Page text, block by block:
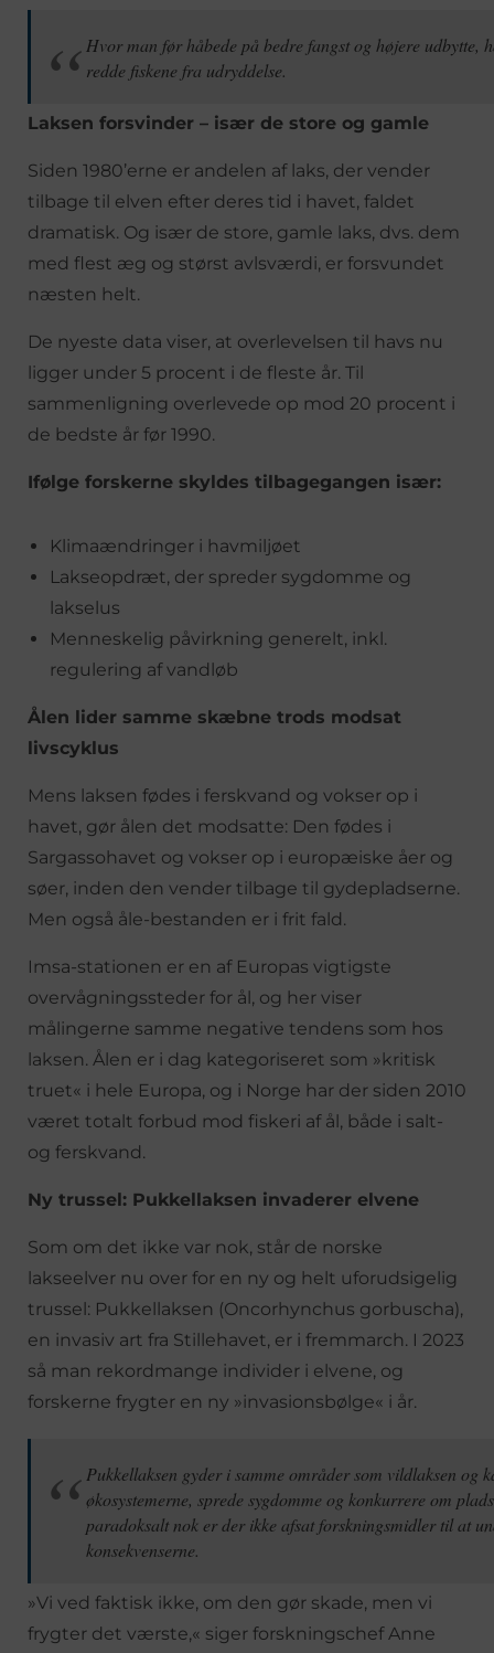
Hvor man før håbede på bedre fangst og højere udbytte,
redde fiskene fra udryddelse.
Laksen forsvinder – især de store og gamle
Siden 1980’erne er andelen af laks, der vender
tilbage til elven efter deres tid i havet, faldet
dramatisk. Og især de store, gamle laks, dvs. dem
med flest æg og størst avlsværdi, er forsvundet
næsten helt.
De nyeste data viser, at overlevelsen til havs nu
ligger under 5 procent i de fleste år. Til
sammenligning overlevede op mod 20 procent i
de bedste år før 1990.
Ifølge forskerne skyldes tilbagegangen især:
Klimaændringer i havmiljøet
Lakseopdræt, der spreder sygdomme og
lakselus
Menneskelig påvirkning generelt, inkl.
regulering af vandløb
Ålen lider samme skæbne trods modsat
livscyklus
Mens laksen fødes i ferskvand og vokser op i
havet, gør ålen det modsatte: Den fødes i
Sargassohavet og vokser op i europæiske åer og
søer, inden den vender tilbage til gydepladserne.
Men også åle-bestanden er i frit fald.
Imsa-stationen er en af Europas vigtigste
overvågningssteder for ål, og her viser
målingerne samme negative tendens som hos
laksen. Ålen er i dag kategoriseret som »kritisk
truet« i hele Europa, og i Norge har der siden 2010
været totalt forbud mod fiskeri af ål, både i salt-
og ferskvand.
Ny trussel: Pukkellaksen invaderer elvene
Som om det ikke var nok, står de norske
lakseelver nu over for en ny og helt uforudsigelig
trussel: Pukkellaksen (Oncorhynchus gorbuscha),
en invasiv art fra Stillehavet, er i fremmarch. I 2023
så man rekordmange individer i elvene, og
forskerne frygter en ny »invasionsbølge« i år.
Pukkellaksen gyder i samme områder som vildlaksen og
økosystemerne, sprede sygdomme og konkurrere om
paradoksalt nok er der ikke afsat forskningsmidler til at
konsekvenserne.
»Vi ved faktisk ikke, om den gør skade, men vi
frygter det værste,« siger forskningschef Anne